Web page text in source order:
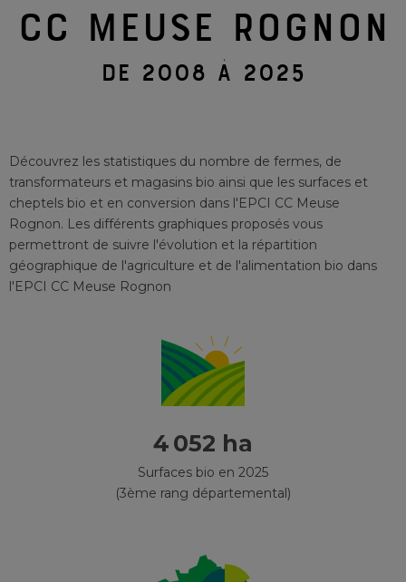
CC MEUSE ROGNON
DE 2008 À 2025
Découvrez les statistiques du nombre de fermes, de
transformateurs et magasins bio ainsi que les surfaces et
cheptels bio et en conversion dans l'EPCI CC Meuse
Rognon. Les différents graphiques proposés vous
permettront de suivre l'évolution et la répartition
géographique de l'agriculture et de l'alimentation bio dans
l'EPCI CC Meuse Rognon
4 052 ha
Surfaces bio en 2025
(3ème rang départemental)